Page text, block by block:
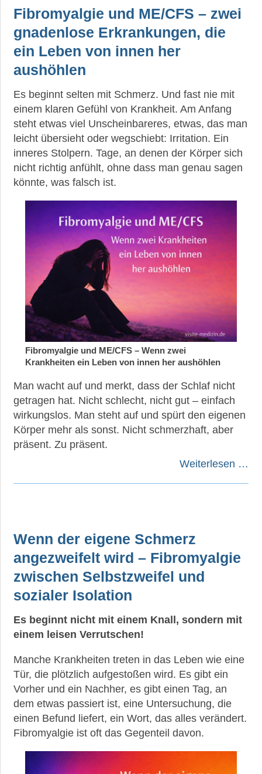
Fibromyalgie und ME/CFS – zwei
gnadenlose Erkrankungen, die
ein Leben von innen her
aushöhlen
Es beginnt selten mit Schmerz. Und fast nie mit
einem klaren Gefühl von Krankheit. Am Anfang
steht etwas viel Unscheinbareres, etwas, das man
leicht übersieht oder wegschiebt: Irritation. Ein
inneres Stolpern. Tage, an denen der Körper sich
nicht richtig anfühlt, ohne dass man genau sagen
könnte, was falsch ist.
Fibromyalgie und ME/CFS – Wenn zwei
Krankheiten ein Leben von innen her aushöhlen
Man wacht auf und merkt, dass der Schlaf nicht
getragen hat. Nicht schlecht, nicht gut – einfach
wirkungslos. Man steht auf und spürt den eigenen
Körper mehr als sonst. Nicht schmerzhaft, aber
präsent. Zu präsent.
Weiterlesen …
Wenn der eigene Schmerz
angezweifelt wird – Fibromyalgie
zwischen Selbstzweifel und
sozialer Isolation
Es beginnt nicht mit einem Knall, sondern mit
einem leisen Verrutschen!
Manche Krankheiten treten in das Leben wie eine
Tür, die plötzlich aufgestoßen wird. Es gibt ein
Vorher und ein Nachher, es gibt einen Tag, an
dem etwas passiert ist, eine Untersuchung, die
einen Befund liefert, ein Wort, das alles verändert.
Fibromyalgie ist oft das Gegenteil davon.